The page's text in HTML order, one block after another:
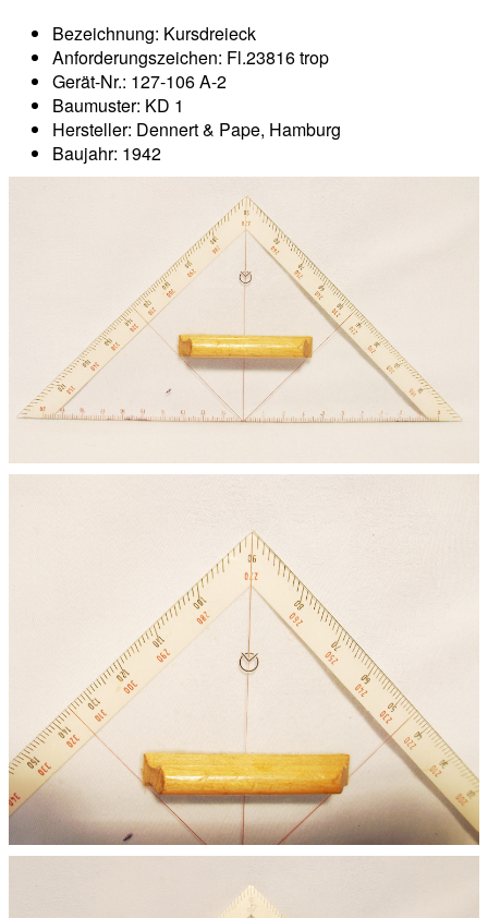
Bezeichnung: Kursdreieck
Anforderungszeichen: Fl.23816 trop
Gerät-Nr.: 127-106 A-2
Baumuster: KD 1
Hersteller: Dennert & Pape, Hamburg
Baujahr: 1942